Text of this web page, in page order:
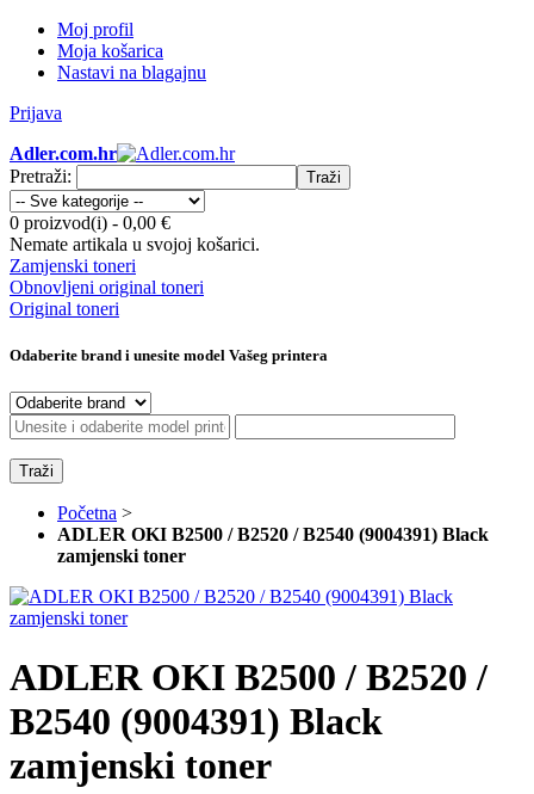
Moj profil
Moja košarica
Nastavi na blagajnu
Prijava
Adler.com.hr
Pretraži:
Traži
0 proizvod(i) - 0,00 €
Nemate artikala u svojoj košarici.
Zamjenski toneri
Obnovljeni original toneri
Original toneri
Odaberite brand i unesite model Vašeg printera
Traži
Početna >
ADLER OKI B2500 / B2520 / B2540 (9004391) Black
zamjenski toner
ADLER OKI B2500 / B2520 /
B2540 (9004391) Black
zamjenski toner